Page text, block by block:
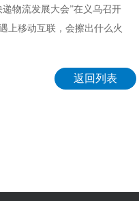
递物流发展大会”在义乌召开
上移动互联，会擦出什么火
返回列表